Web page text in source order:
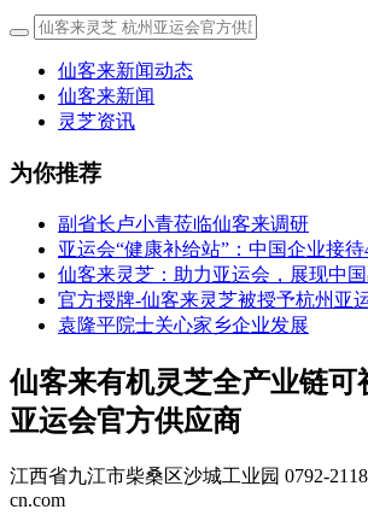
仙客来新闻动态
仙客来新闻
灵芝资讯
为你推荐
副省长卢小青莅临仙客来调研
亚运会“健康补给站”：中国企业接
仙客来灵芝：助力亚运会，展现中
官方授牌-仙客来灵芝被授予杭州亚
袁隆平院士关心家乡企业发展
仙客来有机灵芝全产业链可
亚运会官方供应商
江西省九江市柴桑区沙城工业园 0792-
cn.com